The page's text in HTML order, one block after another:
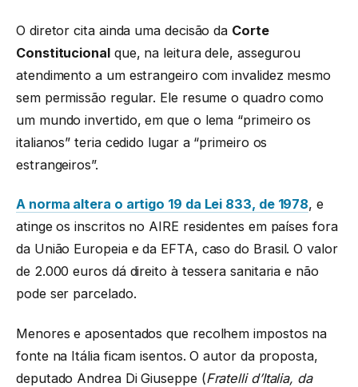
O diretor cita ainda uma decisão da Corte
Constitucionalque, na leitura dele, assegurou
atendimento a um estrangeiro com invalidez mesmo
sem permissão regular. Ele resume o quadro como
um mundo invertido, em que o lema “primeiro os
italianos” teria cedido lugar a “primeiro os
estrangeiros”.
A norma altera o artigo 19 da Lei 833, de 1978, e
atinge os inscritos no AIRE residentes em países fora
da União Europeia e da EFTA, caso do Brasil. O valor
de 2.000 euros dá direito à tessera sanitaria e não
pode ser parcelado.
Menores e aposentados que recolhem impostos na
fonte na Itália ficam isentos. O autor da proposta,
deputado Andrea Di Giuseppe (Fratelli d’Italia, da